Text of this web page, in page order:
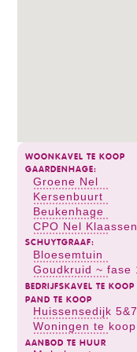
WOONKAVEL TE KOOP
GAARDENHAGE:
Groene Nel
Kersenbuurt
Beukenhage
CPO Nel Klaassen
SCHUYTGRAAF:
Bloesemtuin
Goudkruid ~ fase
BEDRIJFSKAVEL TE KOOP
PAND TE KOOP
Huissensedijk 5&7
Woningen te koop
AANBOD TE HUUR